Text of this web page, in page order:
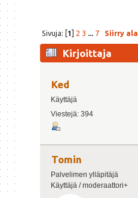
Sivuja: [1] 2 3 ... 7 Siirry
Kirjoittaja
Ked
Käyttäjä
Viestejä: 394
Tomin
Palvelimen ylläpitäjä
Käyttäjä / moderaattori+